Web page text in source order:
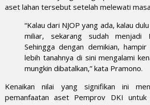
aset lahan tersebut setelah melewati
“Kalau dari NJOP yang ada, kalau
miliar, sekarang sudah menjadi
Sehingga dengan demikian,
lebih tanahnya di sini mengalami
mungkin dibatalkan,” kata Pramono.
Kenaikan nilai yang signifikan ini
pemanfaatan aset Pemprov DKI untuk